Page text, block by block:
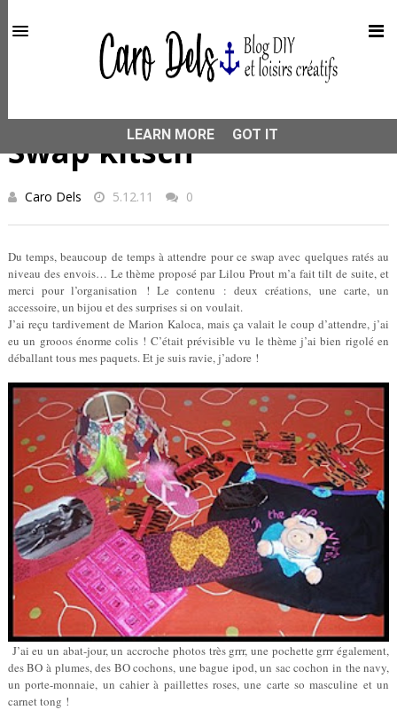
Swap kitsch
Caro Dels 5.12.11 0
Du temps, beaucoup de temps à attendre pour ce swap avec quelques ratés au
niveau des envois… Le thème proposé par Lilou Prout m’a fait tilt de suite, et
merci pour l’organisation ! Le contenu : deux créations, une carte, un
accessoire, un bijou et des surprises si on voulait.
J’ai reçu tardivement de Marion Kaloca, mais ça valait le coup d’attendre, j’ai
eu un grooos énorme colis ! C’était prévisible vu le thème j’ai bien rigolé en
déballant tous mes paquets. Et je suis ravie, j’adore !
J’ai eu un abat-jour, un accroche photos très grrr, une pochette grrr également,
des BO à plumes, des BO cochons, une bague ipod, un sac cochon in the navy,
un porte-monnaie, un cahier à paillettes roses, une carte so masculine et un
carnet tong !
This site uses cookies from Google to deliver its services
and to analyze traffic. Your IP address and user-agent are
shared with Google along with performance and security
metrics to ensure quality of service, generate usage
LEARN MORE
GOT IT